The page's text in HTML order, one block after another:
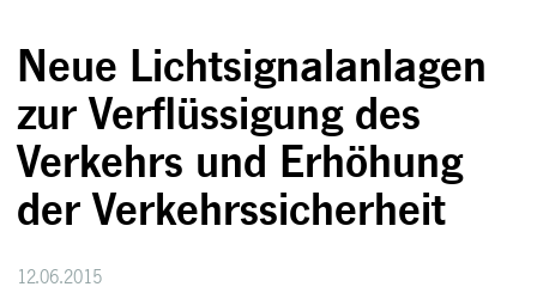
Neue Lichtsignalanlagen
zur Verflüssigung des
Verkehrs und Erhöhung
der Verkehrssicherheit
12.06.2015